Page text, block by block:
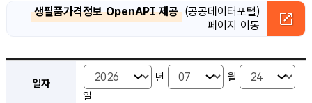
생필품가격정보 OpenAPI 제공 (공공데이터포털)
페이지 이동
일자 년
월
일